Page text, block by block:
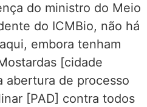
do ministro do Meio
do ICMBio, não há
embora tenham
[cidade
abertura de processo
[PAD] contra todos